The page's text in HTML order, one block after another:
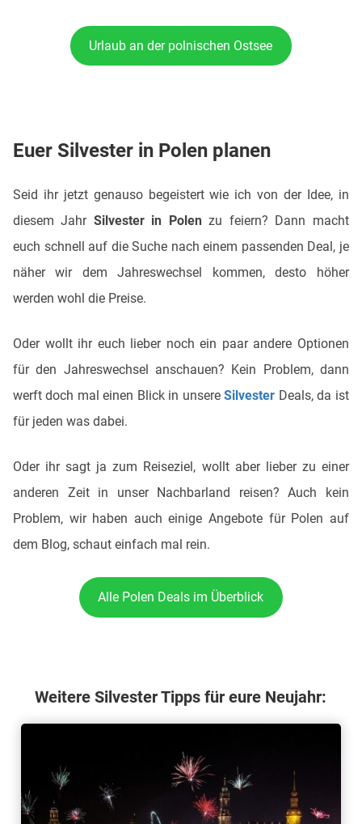
Urlaub an der polnischen Ostsee
Euer Silvester in Polen planen
Seid ihr jetzt genauso begeistert wie ich von der Idee, in
diesem Jahr Silvester in Polenzu feiern? Dann macht
euch schnell auf die Suche nach einem passenden Deal, je
näher wir dem Jahreswechsel kommen, desto höher
werden wohl die Preise.
Oder wollt ihr euch lieber noch ein paar andere Optionen
für den Jahreswechsel anschauen? Kein Problem, dann
werft doch mal einen Blick in unsereSilvester Deals, da ist
für jeden was dabei.
Oder ihr sagt ja zum Reiseziel, wollt aber lieber zu einer
anderen Zeit in unser Nachbarland reisen? Auch kein
Problem, wir haben auch einige Angebote für Polen auf
dem Blog, schaut einfach mal rein.
Alle Polen Deals im Überblick
Weitere Silvester Tipps für eure Neujahr: